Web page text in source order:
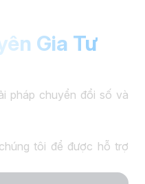
Gia Tư
pháp chuyển đổi số và
tôi để được hỗ trợ